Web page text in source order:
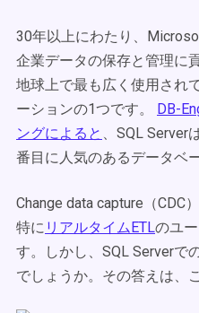
30年以上にわたり、
企業データの保存と管理に
地球上で最も広く使用され
ーションの1つです。 DB-
ングによると 、SQL Server
番目に人気のあるデータベ
Change data capture （CDC
特に リアルタイムETLのユ
す。しかし、SQL Serverで
でしょうか。その答えは、